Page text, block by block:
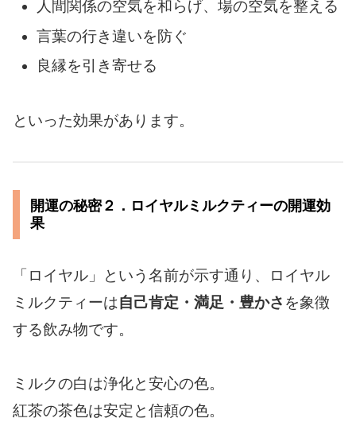
人間関係の空気を和らげ、場の空気を整える
言葉の行き違いを防ぐ
良縁を引き寄せる
といった効果があります。
開運の秘密２．ロイヤルミルクティーの開運効
果
「ロイヤル」という名前が示す通り、ロイヤル
ミルクティーは自己肯定・満足・豊かさ を象徴
する飲み物です。
ミルクの白は浄化と安心の色。
紅茶の茶色は安定と信頼の色。